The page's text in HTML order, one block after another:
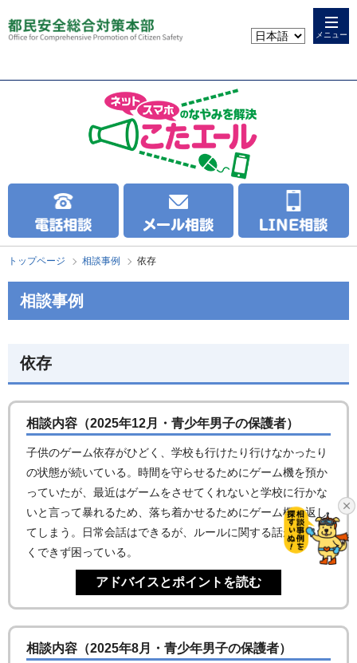
文
へ
キ
メニュー
こ
か
本
トップページ 相談事例 依存
相談事例
依存
相談内容（2025年12月・青少年男子の保護者）
子供のゲーム依存がひどく、学校も行けたり行けなかったり
の状態が続いている。時間を守らせるためにゲーム機を預か
っていたが、最近はゲームをさせてくれないと学校に行かな
いと言って暴れるため、落ち着かせるためにゲーム機を返し
てしまう。日常会話はできるが、ルールに関する話がまった
くできず困っている。
相談内容（2025年8月・青少年男子の保護者）